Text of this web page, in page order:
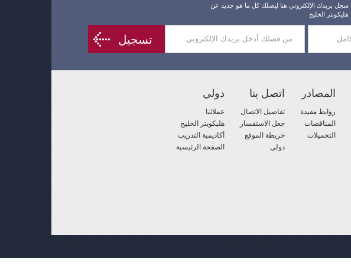
سجل بريدك الإلكتروني هنا ليصلك كل ما هو جديد عن
هليكوبتر الخليج
تسجيل
المصادر
روابط مفيدة
المناقصات
التحميلات
اتصل بنا
تفاصيل الاتصال
جعل الاستفسار
خريطة الموقع
دولي
دولي
عملائنا
هليكوبتر الخليج
أكاديمية التدريب
الصفحة الرئيسية